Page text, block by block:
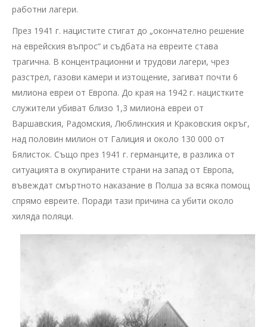
работни лагери.
През 1941 г. нацистите стигат до „окончателно решение
на еврейския въпрос“ и съдбата на евреите става
трагична. В концентрационни и трудови лагери, чрез
разстрел, газови камери и изтощение, загиват почти 6
милиона евреи от Европа. До края на 1942 г. нацистките
служители убиват близо 1,3 милиона евреи от
Варшавския, Радомския, Люблинския и Краковския окръг,
над половин милион от Галиция и около 130 000 от
Бялисток. Също през 1941 г. германците, в разлика от
ситуацията в окупираните страни на запад от Европа,
въвеждат смъртното наказание в Полша за всяка помощ
спрямо евреите. Поради тази причина са убити около
хиляда поляци.